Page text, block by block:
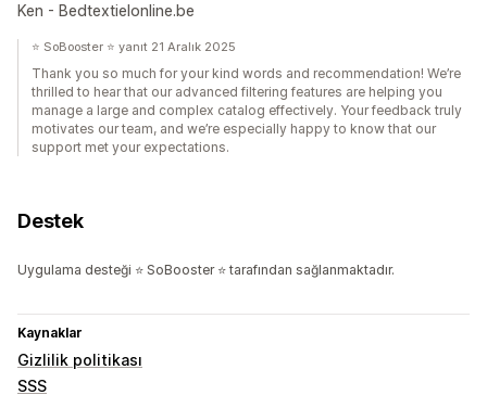
Ken - Bedtextielonline.be
⭐ SoBooster ⭐ yanıt 21 Aralık 2025
Thank you so much for your kind words and recommendation! We’re
thrilled to hear that our advanced filtering features are helping you
manage a large and complex catalog effectively. Your feedback truly
motivates our team, and we’re especially happy to know that our
support met your expectations.
Destek
Uygulama desteği ⭐ SoBooster ⭐ tarafından sağlanmaktadır.
Kaynaklar
Gizlilik politikası
SSS